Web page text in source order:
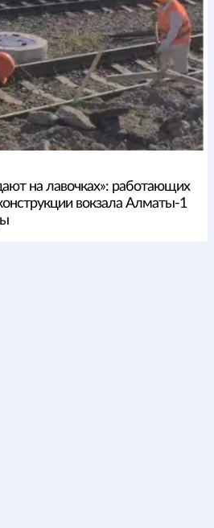
на лавочках»: работающих
вокзала Алматы-1